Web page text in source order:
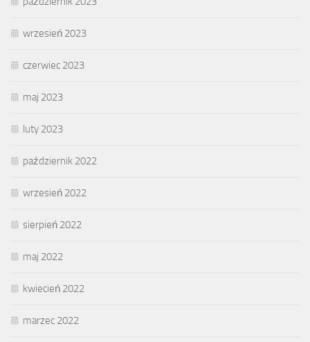
wrzesień 2023
czerwiec 2023
maj 2023
luty 2023
październik 2022
wrzesień 2022
sierpień 2022
maj 2022
kwiecień 2022
marzec 2022